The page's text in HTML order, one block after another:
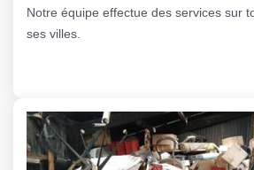
Notre équipe effectue des services sur
ses villes.